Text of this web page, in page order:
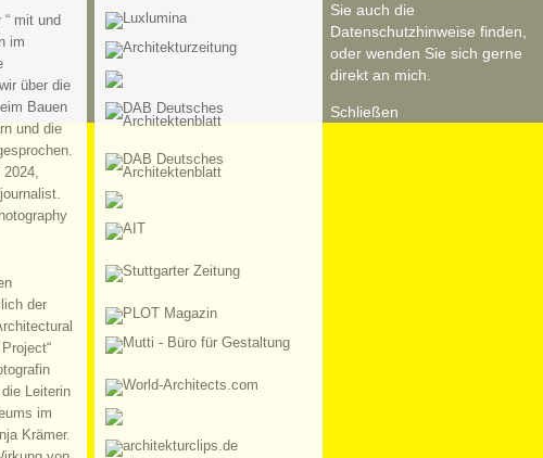
“ mit und
im
über die
Bauen
und die
der
Leiterin
im
Krämer.
Sie auch die
Datenschutzhinweise finden,
oder wenden Sie sich gerne
direkt an mich.
Schließen